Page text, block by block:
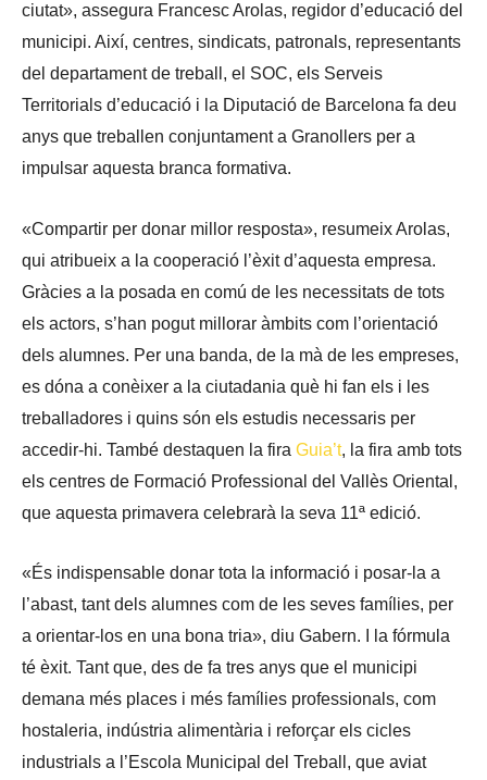
ciutat», assegura Francesc Arolas, regidor d’educació del
municipi. Així, centres, sindicats, patronals, representants
del departament de treball, el SOC, els Serveis
Territorials d’educació i la Diputació de Barcelona fa deu
anys que treballen conjuntament a Granollers per a
impulsar aquesta branca formativa.
«Compartir per donar millor resposta», resumeix Arolas,
qui atribueix a la cooperació l’èxit d’aquesta empresa.
Gràcies a la posada en comú de les necessitats de tots
els actors, s’han pogut millorar àmbits com l’orientació
dels alumnes. Per una banda, de la mà de les empreses,
es dóna a conèixer a la ciutadania què hi fan els i les
treballadores i quins són els estudis necessaris per
accedir-hi. També destaquen la fira Guia’t, la fira amb tots
els centres de Formació Professional del Vallès Oriental,
que aquesta primavera celebrarà la seva 11ª edició.
«És indispensable donar tota la informació i posar-la a
l’abast, tant dels alumnes com de les seves famílies, per
a orientar-los en una bona tria», diu Gabern. I la fórmula
té èxit. Tant que, des de fa tres anys que el municipi
demana més places i més famílies professionals, com
hostaleria, indústria alimentària i reforçar els cicles
industrials a l’Escola Municipal del Treball, que aviat